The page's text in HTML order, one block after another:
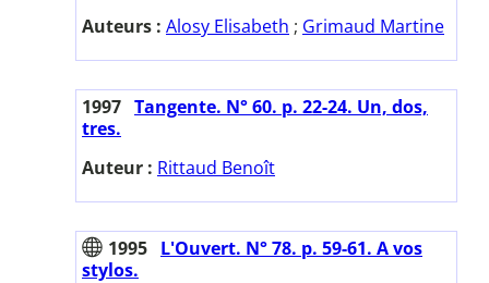
Auteurs : Alosy Elisabeth ; Grimaud Martine
1997 Tangente. N° 60. p. 22-24. Un, dos,
tres.
Auteur : Rittaud Benoît
1995 L'Ouvert. N° 78. p. 59-61. A vos
stylos.